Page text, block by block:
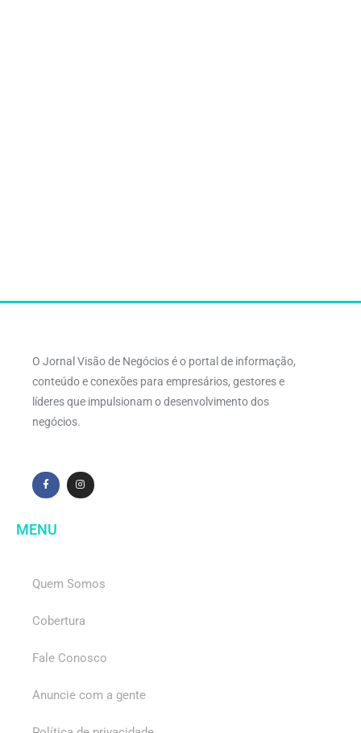
O Jornal Visão de Negócios é o portal de informação,
conteúdo e conexões para empresários, gestores e
líderes que impulsionam o desenvolvimento dos
negócios.
MENU
Quem Somos
Cobertura
Fale Conosco
Anuncie com a gente